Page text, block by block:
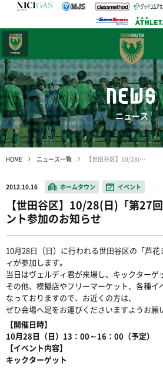
NEWS
ニュース
HOME ニュース一覧 【世田谷区】10/28(日)「第27回芦花まつり」イベント参加のお知らせ
2012.10.16 ホームタウン イベント
【世田谷区】10/28(日)「第27
ント参加のお知らせ
10月28日（日）に行われる世田谷区の「芦
ィが参加します。
当日はヴェルディ君が来場し、キックターゲ
その他、模擬店やフリーマーケット、各種イ
なっておりますので、お近くの方は、
ぜひ会場へ足をお運びくださいますようお願
【開催日時】
10月28日（日）13：00～16：00（予定）
【イベント内容】
キックターゲット